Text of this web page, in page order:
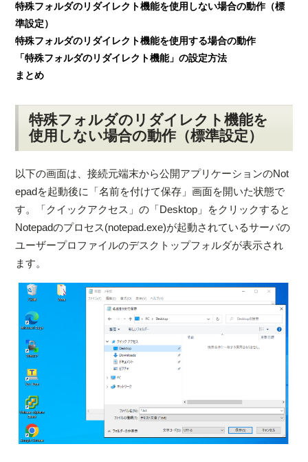
特殊フォルダのリダイレクト機能を使用しない場合の動作（標
準設定）
特殊フォルダのリダイレクト機能を使用する場合の動作
「特殊フォルダのリダイレクト機能」の設定方法
まとめ
特殊フォルダのリダイレクト機能を
使用しない場合の動作（標準設定）
以下の画面は、接続元端末から公開アプリケーションのNot
epadを起動後に「名前を付けて保存」画面を開いた状態で
す。「クイックアクセス」の「Desktop」をクリックすると
Notepadのプロセス(notepad.exe)が起動されているサーバの
ユーザープロファイルのデスクトップフォルダが表示され
ます。